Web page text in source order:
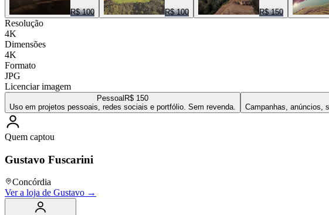
R$ 100 R$ 100 R$ 150
Resolução
4K
Dimensões
4K
Formato
JPG
Licenciar imagem
Pessoal R$ 150
Uso em projetos pessoais, redes sociais e portfólio. Sem revenda.
Campanhas, anúncios,
Quem captou
Gustavo Fuscarini
Concórdia
Ver a loja de Gustavo →